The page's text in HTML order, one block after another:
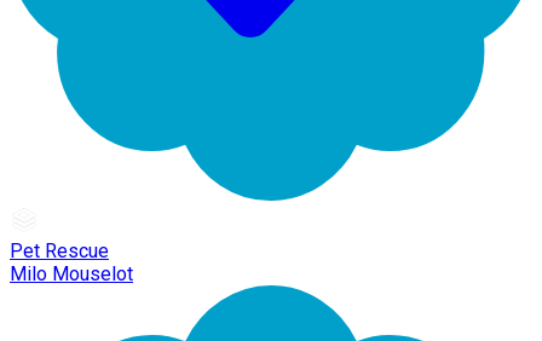
Pet Rescue
Milo Mouselot